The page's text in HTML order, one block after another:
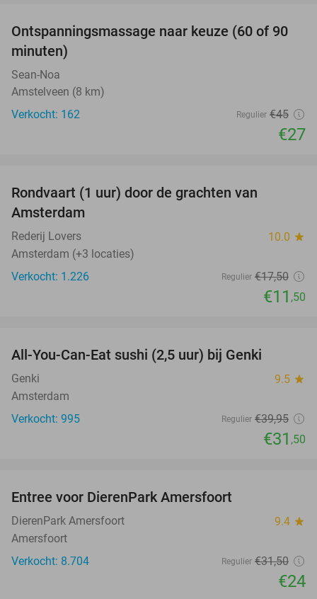
40%
Ontspanningsmassage naar keuze (60 of 90
minuten)
Sean-Noa
Amstelveen (8 km)
Verkocht: 162
Regulier €45
€27
Rondvaart (1 uur) door de grachten van
Amsterdam
Rederij Lovers 10.0 star
Amsterdam (+3 locaties)
Verkocht: 1.226
Regulier €17,50
€11 ,50
All-You-Can-Eat sushi (2,5 uur) bij Genki
Genki 9.5 star
Amsterdam
Verkocht: 995
Regulier €39,95
€31 ,50
Entree voor DierenPark Amersfoort
DierenPark Amersfoort 9.4 star
Amersfoort
Verkocht: 8.704
Regulier €31,50
€24